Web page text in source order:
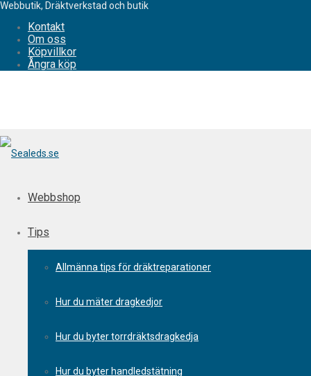
Webbutik, Dräktverkstad och butik
Kontakt
Om oss
Köpvillkor
Ångra köp
Webbshop
Tips
Allmänna tips för dräktreparationer
Hur du mäter dragkedjor
Hur du byter torrdräktsdragkedja
Hur du byter handledstätning